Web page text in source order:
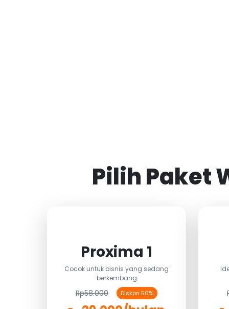
Pilih Paket
Proxima 1
Cocok untuk bisnis yang sedang
berkembang
Rp58.000 Diskon 50%